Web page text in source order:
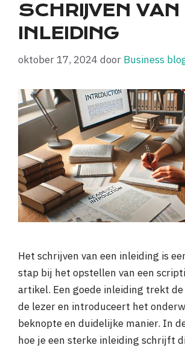
SCHRIJVEN VAN
INLEIDING
oktober 17, 2024 door Business
Het schrijven van een inleiding is
stap bij het opstellen van een
artikel. Een goede inleiding trekt
de lezer en introduceert het
beknopte en duidelijke manier. In
hoe je een sterke inleiding schrijft